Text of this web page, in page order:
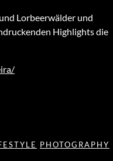
Lorbeerwälder und
Highlights die
PHOTOGRAPHY